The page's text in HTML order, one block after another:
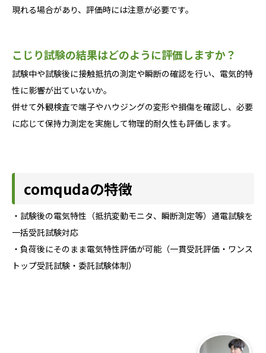
現れる場合があり、評価時には注意が必要です。
こじり試験の結果はどのように評価しますか？
試験中や試験後に接触抵抗の測定や瞬断の確認を行い、電気的特
性に影響が出ていないか。
併せて外観検査で端子やハウジングの変形や損傷を確認し、必要
に応じて保持力測定を実施して物理的耐久性も評価します。
comqudaの特徴
・試験後の電気特性（抵抗変動モニタ、瞬断測定等）通電試験を
一括受託試験対応
・負荷後にそのまま電気特性評価が可能（一貫受託評価・ワンス
トップ受託試験・委託試験体制）